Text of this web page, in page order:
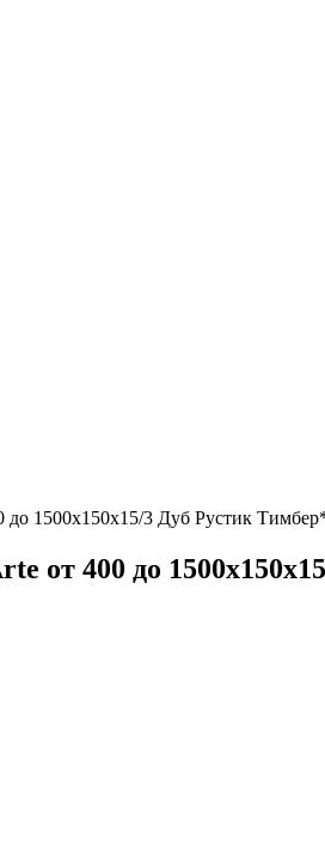
до 1500х150х15/3 Дуб Рустик
от 400 до